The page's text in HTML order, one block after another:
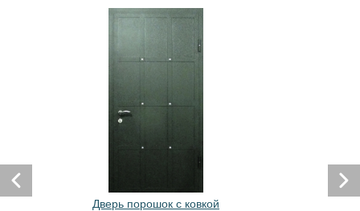
Дверь порошок с ковкой